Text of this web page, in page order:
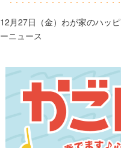
12月27日（金）わが家のハッピ
ーニュース